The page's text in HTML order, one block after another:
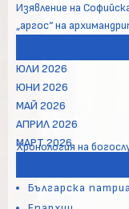
Изявление на
„аргос“ на
ЮЛИ 2026
ЮНИ 2026
МАЙ 2026
АПРИЛ 2026
МАРТ 2026
Хронология на
Българска